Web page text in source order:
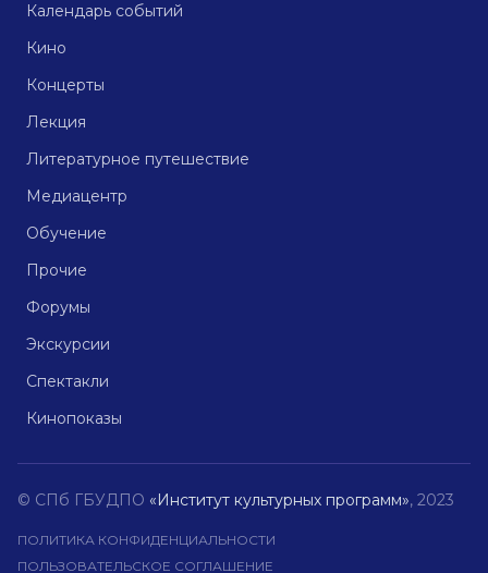
Календарь событий
Кино
Концерты
Лекция
Литературное путешествие
Медиацентр
Обучение
Прочие
Форумы
Экскурсии
Спектакли
Кинопоказы
© СПб ГБУДПО «Институт культурных программ», 2023
ПОЛИТИКА КОНФИДЕНЦИАЛЬНОСТИ
ПОЛЬЗОВАТЕЛЬСКОЕ СОГЛАШЕНИЕ